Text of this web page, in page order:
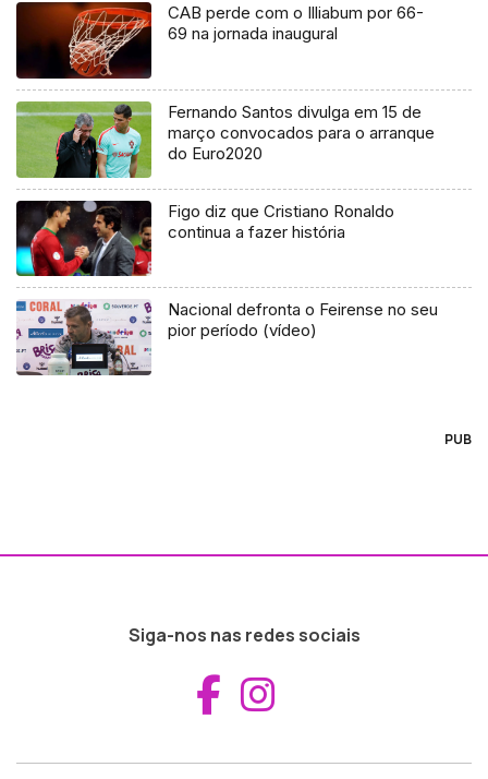
CAB perde com o Illiabum por 66-
69 na jornada inaugural
Fernando Santos divulga em 15 de
março convocados para o arranque
do Euro2020
Figo diz que Cristiano Ronaldo
continua a fazer história
Nacional defronta o Feirense no seu
pior período (vídeo)
PUB
Siga-nos nas redes sociais
Aceder ao